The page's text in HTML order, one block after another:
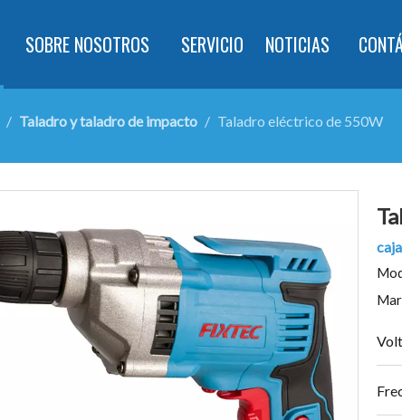
SOBRE NOSOTROS SERVICIO NOTICIAS
/ Taladro y taladro de impacto / Taladro eléctrico de 550W